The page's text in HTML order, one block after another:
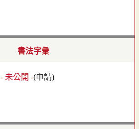
書法字彙
- 未公開 -(申請)